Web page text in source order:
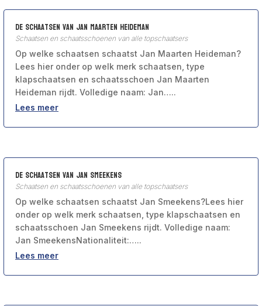
De schaatsen van Jan Maarten Heideman
Schaatsen en schaatsschoenen van alle topschaatsers
Op welke schaatsen schaatst Jan Maarten Heideman?
Lees hier onder op welk merk schaatsen, type
klapschaatsen en schaatsschoen Jan Maarten
Heideman rijdt. Volledige naam: Jan…..
Lees meer
De schaatsen van Jan Smeekens
Schaatsen en schaatsschoenen van alle topschaatsers
Op welke schaatsen schaatst Jan Smeekens?Lees hier
onder op welk merk schaatsen, type klapschaatsen en
schaatsschoen Jan Smeekens rijdt. Volledige naam:
Jan SmeekensNationaliteit:…..
Lees meer